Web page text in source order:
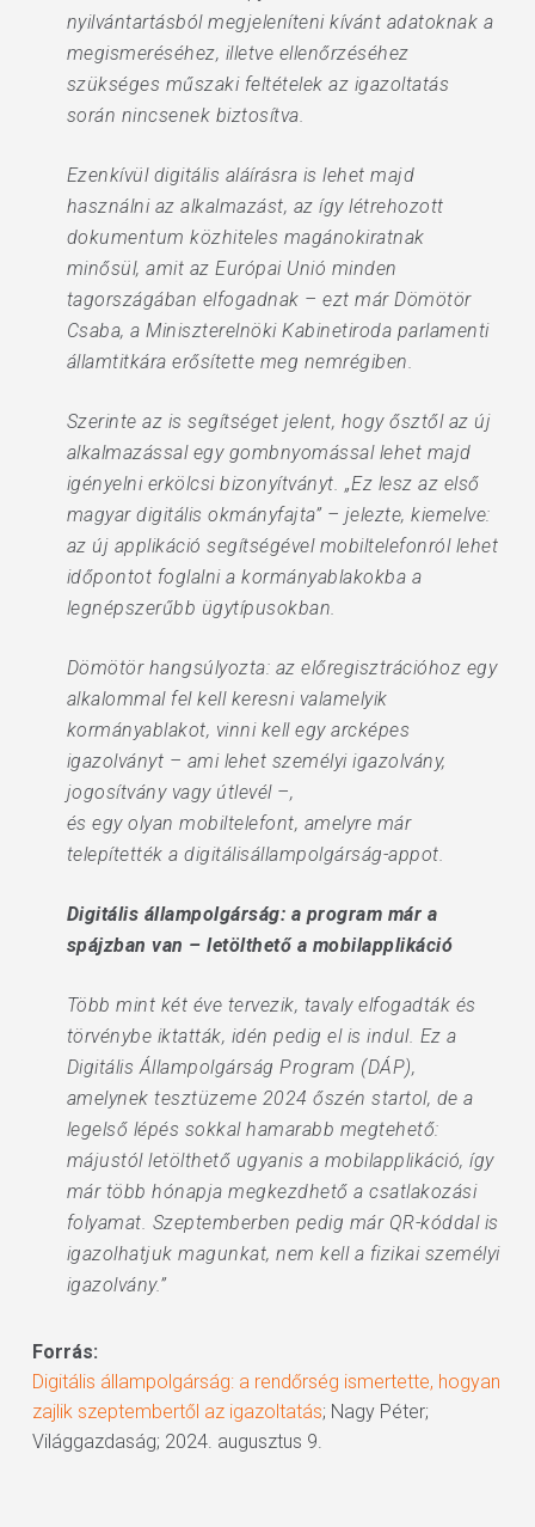
nyilvántartásból megjeleníteni kívánt adatoknak a
megismeréséhez, illetve ellenőrzéséhez
szükséges műszaki feltételek az igazoltatás
során nincsenek biztosítva.
Ezenkívül digitális aláírásra is lehet majd
használni az alkalmazást, az így létrehozott
dokumentum közhiteles magánokiratnak
minősül, amit az Európai Unió minden
tagországában elfogadnak – ezt már Dömötör
Csaba, a Miniszterelnöki Kabinetiroda parlamenti
államtitkára erősítette meg nemrégiben.
Szerinte az is segítséget jelent, hogy ősztől az új
alkalmazással egy gombnyomással lehet majd
igényelni erkölcsi bizonyítványt. „Ez lesz az első
magyar digitális okmányfajta” – jelezte, kiemelve:
az új applikáció segítségével mobiltelefonról lehet
időpontot foglalni a kormányablakokba a
legnépszerűbb ügytípusokban.
Dömötör hangsúlyozta: az előregisztrációhoz egy
alkalommal fel kell keresni valamelyik
kormányablakot, vinni kell egy arcképes
igazolványt – ami lehet személyi igazolvány,
jogosítvány vagy útlevél –,
és egy olyan mobiltelefont, amelyre már
telepítették a digitálisállampolgárság-appot.
Digitális állampolgárság: a program már a
spájzban van – letölthető a mobilapplikáció
Több mint két éve tervezik, tavaly elfogadták és
törvénybe iktatták, idén pedig el is indul. Ez a
Digitális Állampolgárság Program (DÁP),
amelynek tesztüzeme 2024 őszén startol, de a
legelső lépés sokkal hamarabb megtehető:
májustól letölthető ugyanis a mobilapplikáció, így
már több hónapja megkezdhető a csatlakozási
folyamat. Szeptemberben pedig már QR-kóddal is
igazolhatjuk magunkat, nem kell a fizikai személyi
igazolvány.”
Forrás:
Digitális állampolgárság: a rendőrség ismertette, hogyan
zajlik szeptembertől az igazoltatás; Nagy Péter;
Világgazdaság; 2024. augusztus 9.